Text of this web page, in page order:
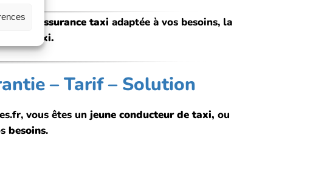
devis assurance taxi adaptée à vos besoins, la
du taxi.
– Tarif – Solution
vous êtes un jeune conducteur de taxi, ou
besoins.